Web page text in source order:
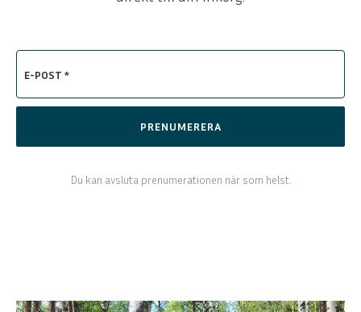
E-POST *
PRENUMERERA
Du kan avsluta prenumerationen när som helst.